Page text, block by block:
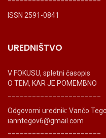
ISSN 2591-0841
UREDNIŠTVO
V FOKUSU, spletni časopis
O TEM, KAR JE POMEMBNO
Odgovorni urednik: Vančo
ianntegov6@gmail.com